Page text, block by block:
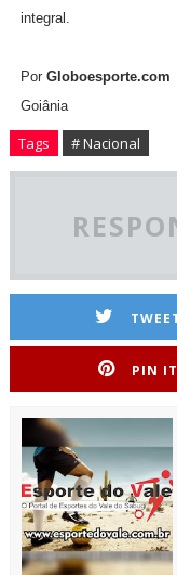
integral.
Por Globoesporte.com
Goiânia
Tags # Nacional
PIN IT